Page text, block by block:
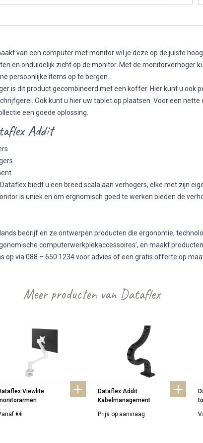
van een computer met monitor wil je deze op de juiste
en onduidelijk zicht op de monitor. Met de monitorverhoger
persoonlijke items op te bergen.
is dit product gecombineerd met een koffer. Hier kunt u ook
Ook kunt u hier uw tablet op plaatsen. Voor een
een goede oplossing.
Addit
biedt u een breed scala aan verhogers, elke met zijn
is uniek en om ergnomisch goed te werken bieden de
bedrijf en ze ontwerpen producten die ergonomie,
computerwerkplekaccessoires’, en maakt
op via 088 – 650 1234 voor advies of een gratis offerte op
Meer producten van Dataflex
Viewlite
€€
Dataflex Addit
Kabelmanagement
Prijs op aanvraag